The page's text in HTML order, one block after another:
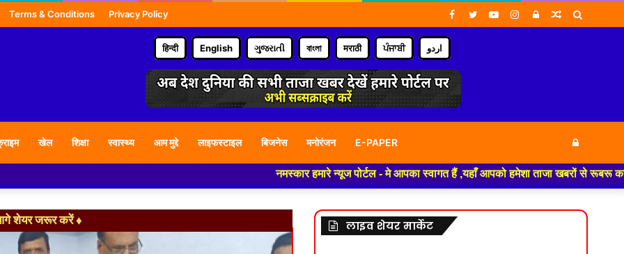
Terms & Conditions Privacy Policy Random
Log
Instagram
YouTube
Twitter
Facebook
हिन्दी English ગુજરાતી বাংলা मराठी ਪੰਜਾਬੀ اردو
खेल शिक्षा स्वास्थ्य आम मुद्दे लाइफस्टाइल बिजनेस मनोरंजन E-PAPER Log
In
नमस्कार हमारे न्यूज पोर्टल - मे आपका स्वागत हैं ,यहाँ आपको हमेशा ताजा खबरों से रूबरू कराया
शेयर जरूर करें ♦ लाइव शेयर मार्केट